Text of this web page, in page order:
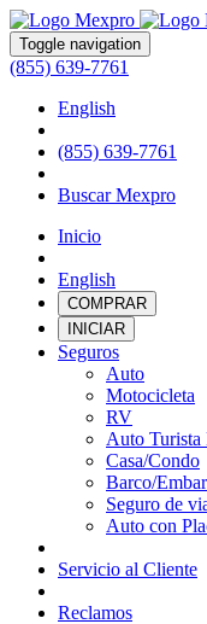
Toggle navigation
(855) 639-7761
English
(855) 639-7761
Buscar Mexpro
Inicio
English
COMPRAR
INICIAR
Seguros
Auto
Motocicleta
RV
Auto
Casa/Condo
Barco/
Seguro de
Auto con
Servicio al Cliente
Reclamos